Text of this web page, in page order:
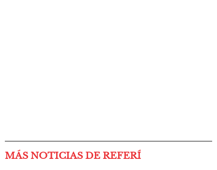
MÁS NOTICIAS DE REFERÍ